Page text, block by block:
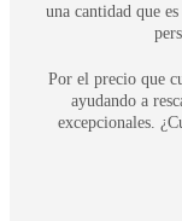
una cantidad que
Por el precio que
ayudando a
excepcionales.